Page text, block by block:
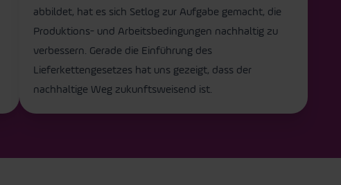
abbildet, hat es sich Setlog zur Aufgabe gemacht, die
Produktions- und Arbeitsbedingungen nachhaltig zu
verbessern. Gerade die Einführung des
Lieferkettengesetzes hat uns gezeigt, dass der
nachhaltige Weg zukunftsweisend ist.